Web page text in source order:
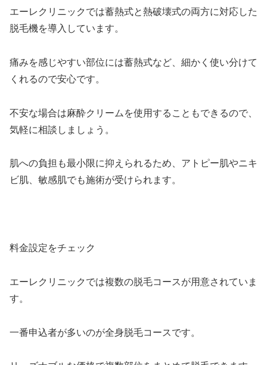
エーレクリニックでは蓄熱式と熱破壊式の両方に対応した
脱毛機を導入しています。
痛みを感じやすい部位には蓄熱式など、細かく使い分けて
くれるので安心です。
不安な場合は麻酔クリームを使用することもできるので、
気軽に相談しましょう。
肌への負担も最小限に抑えられるため、アトピー肌やニキ
ビ肌、敏感肌でも施術が受けられます。
料金設定をチェック
エーレクリニックでは複数の脱毛コースが用意されていま
す。
一番申込者が多いのが全身脱毛コースです。